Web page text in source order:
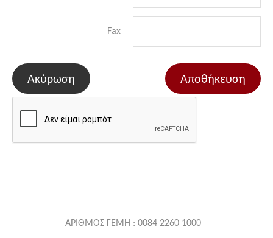
Fax
Αποθήκευση
Ακύρωση
ΑΡΙΘΜΟΣ ΓΕΜΗ : 0084 2260 1000